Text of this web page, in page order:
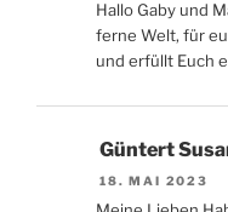
Hallo Gaby und
ferne Welt, für
und erfüllt Euch
Güntert
18. MAI 2023